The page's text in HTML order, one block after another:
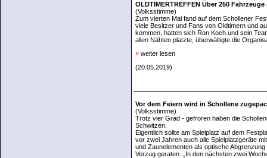
OLDTIMERTREFFEN Über 250
(Volksstimme)
Zum vierten Mal fand auf dem Schollener
viele Besitzer und Fans von Oldtimern und
kommen, hatten sich Ron Koch und sein
allen Nähten platzte, überwältigte die
» weiter lesen
(20.05.2019)
Vor dem Feiern wird in Schollene
(Volksstimme)
Trotz vier Grad - gefroren haben die
Schwitzen.
Eigentlich sollte am Spielplatz auf dem
vor zwei Jahren auch alle Spielplatzgeräte
und Zaunelementen als optische
Verzug geraten. „In den nächsten zwei